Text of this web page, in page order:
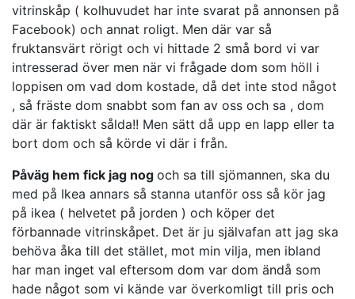
vitrinskåp ( kolhuvudet har inte svarat på annonsen på
Facebook) och annat roligt. Men där var så
fruktansvärt rörigt och vi hittade 2 små bord vi var
intresserad över men när vi frågade dom som höll i
loppisen om vad dom kostade, då det inte stod något
, så fräste dom snabbt som fan av oss och sa , dom
där är faktiskt sålda!! Men sätt då upp en lapp eller ta
bort dom och så körde vi där i från.
Påväg hem fick jag nog och sa till sjömannen, ska du
med på Ikea annars så stanna utanför oss så kör jag
på ikea ( helvetet på jorden ) och köper det
förbannade vitrinskåpet. Det är ju självafan att jag ska
behöva åka till det stället, mot min vilja, men ibland
har man inget val eftersom dom var dom ändå som
hade något som vi kände var överkomligt till pris och